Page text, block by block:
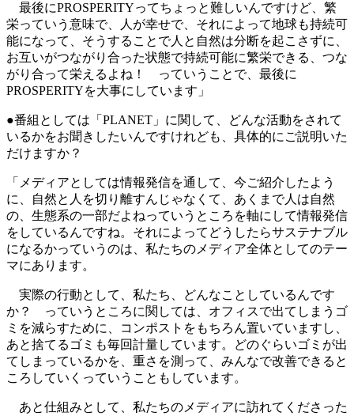
最後にPROSPERITYってちょっと難しいんですけど、繁
栄っていう意味で、人が幸せで、それによって地球も持続可
能になって、そうすることで人と自然は分断を起こさずに、
お互いがつながり合った状態で持続可能に繁栄できる、つな
がり合って栄えるよね！ っていうことで、最後に
PROSPERITYを大事にしています」
●番組としては「PLANET」に関して、どんな活動をされて
いるかをお聞きしたいんですけれども、具体的にご説明いた
だけますか？
「メディアとしては情報発信を通して、今ご紹介したよう
に、自然と人を切り離すんじゃなくて、あくまで人は自然
の、生態系の一部だよねっていうところを軸にして情報発信
をしているんですね。それによってどうしたらサステナブル
になるかっていうのは、私たちのメディア全体としてのテー
マにあります。
実際の行動として、私たち、どんなことしているんです
か？ っていうところに関しては、オフィスで出てしまうゴ
ミを減らすために、コンポストをもちろん置いていますし、
あと捨てるゴミも毎回計量しています。どのぐらいゴミが出
てしまっているかを、重さを測って、みんなで改善できると
ころしていくっていうこともしています。
あと仕組みとして、私たちのメディアに訪れてくださった